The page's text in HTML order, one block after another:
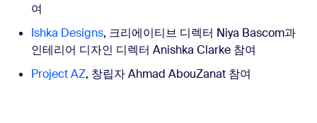
여
Ishka Designs, 크리에이티브 디렉터 Niya Bascom과
인테리어 디자인 디렉터 Anishka Clarke 참여
Project AZ, 창립자 Ahmad AbouZanat 참여